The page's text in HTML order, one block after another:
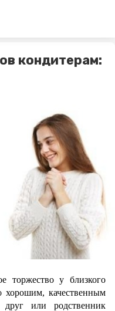
кондитерам:
торжество у близкого
хорошим, качественным
или родственник